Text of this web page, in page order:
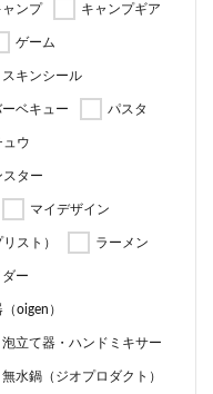
ャンプ キャンプギア
ゲーム
スキンシール
ーベキュー パスタ
ュウ
スター
マイデザイン
スト） ラーメン
ー
oigen）
泡立て器・ハンドミキサー
無水鍋（ジオプロダクト）